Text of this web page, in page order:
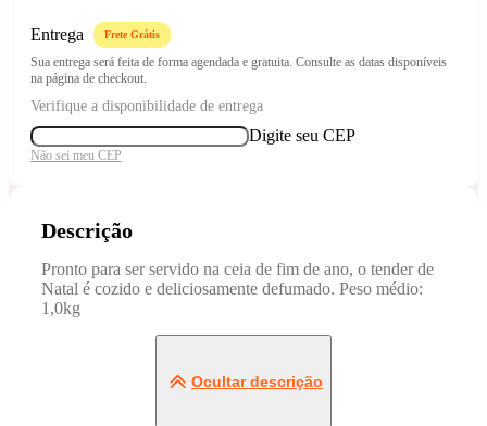
Entrega Frete Grátis
Sua entrega será feita de forma agendada e gratuita. Consulte as datas disponíveis
na página de checkout.
Verifique a disponibilidade de entrega
Digite seu CEP
Não sei meu CEP
Descrição
Pronto para ser servido na ceia de fim de ano, o tender de
Natal é cozido e deliciosamente defumado. Peso médio:
1,0kg
Ocultar descrição